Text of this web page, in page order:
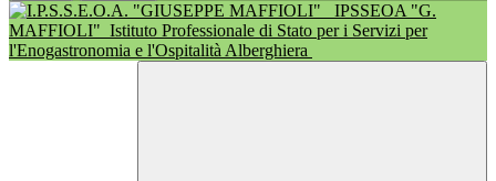
IPSSEOA "G.
MAFFIOLI" Istituto Professionale di Stato per i Servizi per
l'Enogastronomia e l'Ospitalità Alberghiera